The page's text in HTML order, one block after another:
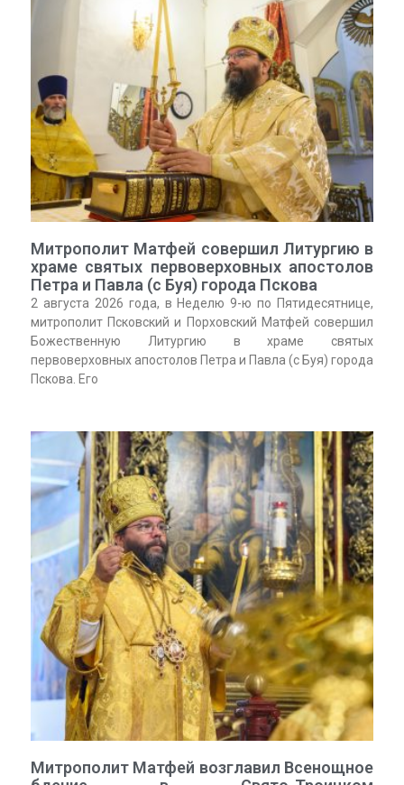
Митрополит Матфей совершил Литургию в
храме святых первоверховных апостолов
Петра и Павла (с Буя) города Пскова
2 августа 2026 года, в Неделю 9-ю по Пятидесятнице,
митрополит Псковский и Порховский Матфей совершил
Божественную Литургию в храме святых
первоверховных апостолов Петра и Павла (с Буя) города
Пскова. Его
Митрополит Матфей возглавил Всенощное